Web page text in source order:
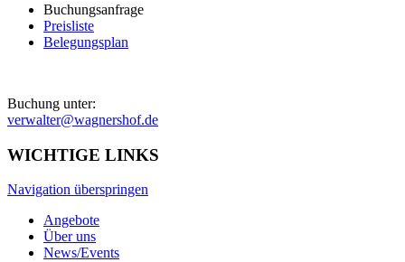
Buchungsanfrage
Preisliste
Belegungsplan
Buchung unter:
verwalter@wagnershof.de
WICHTIGE LINKS
Navigation überspringen
Angebote
Über uns
News/Events